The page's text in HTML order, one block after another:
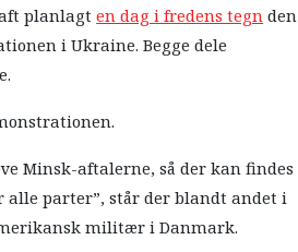
planlagten dag i fredens tegnden
i Ukraine. Begge dele
Minsk-aftalerne, så der kan findes
alle parter”, står der blandt andet i
militær i Danmark.